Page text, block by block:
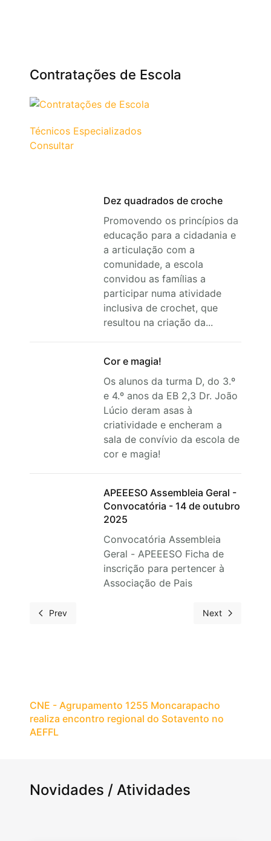
Contratações de Escola
Técnicos Especializados
Consultar
Dez quadrados de croche
Promovendo os princípios da
educação para a cidadania e
a articulação com a
comunidade, a escola
convidou as famílias a
participar numa atividade
inclusiva de crochet, que
resultou na criação da...
Cor e magia!
Os alunos da turma D, do 3.º
e 4.º anos da EB 2,3 Dr. João
Lúcio deram asas à
criatividade e encheram a
sala de convívio da escola de
cor e magia!
APEEESO Assembleia Geral -
Convocatória - 14 de outubro
2025
Convocatória Assembleia
Geral - APEEESO Ficha de
inscrição para pertencer à
Associação de Pais
Prev Next
CNE - Agrupamento 1255 Moncarapacho
realiza encontro regional do Sotavento no
AEFFL
Novidades / Atividades